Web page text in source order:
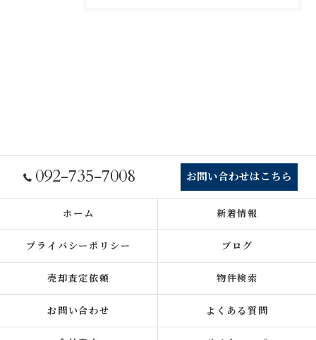
092-735-7008 お問い合わせはこちら
ホーム 新着情報
プライバシーポリシー ブログ
売却査定依頼 物件検索
お問い合わせ よくある質問